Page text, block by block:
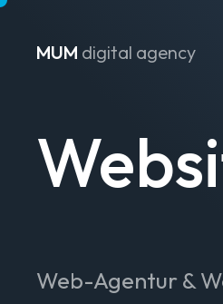
Zum Inhalt springen
MUM digital agency
Web-Agentur &